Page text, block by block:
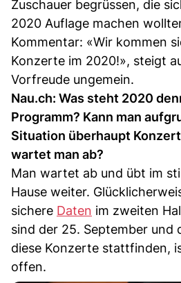
Zuschauer begrüssen, die
2020 Auflage machen
Kommentar: «Wir kommen
Konzerte im 2020!», steigt
Vorfreude ungemein.
Nau.ch: Was steht 2020
Programm? Kann man
Situation überhaupt
wartet man ab?
Man wartet ab und übt im
Hause weiter.
sichere Daten im zweiten
sind der 25. September und
diese Konzerte stattfinden,
offen.